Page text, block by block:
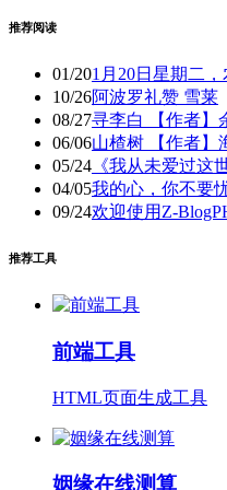
推荐阅读
01/201月20日星期二
10/26阿波罗礼赞 雪莱
08/27寻李白 【作者】
06/06山楂树 【作者】
05/24 《我从未爱过这
04/05我的心，你不要
09/24欢迎使用Z-
推荐工具
前端工具
HTML页面生成工具
姻缘在线测算